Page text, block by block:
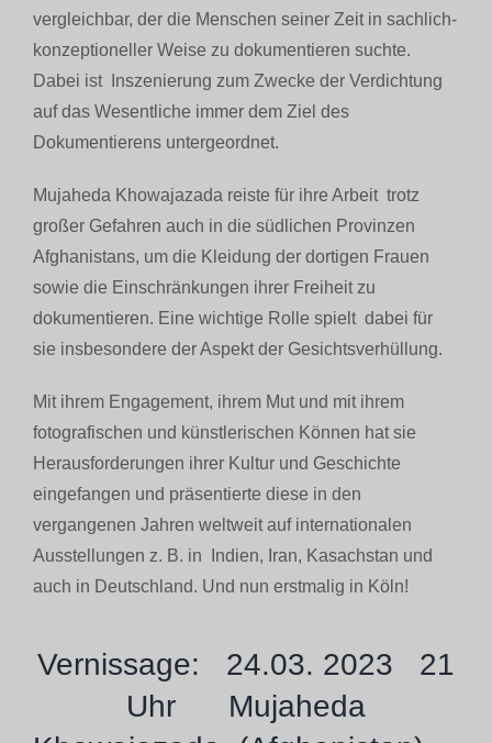
vergleichbar, der die Menschen seiner Zeit in sachlich-
konzeptioneller Weise zu dokumentieren suchte.
Dabei ist Inszenierung zum Zwecke der Verdichtung
auf das Wesentliche immer dem Ziel des
Dokumentierens untergeordnet.
Mujaheda Khowajazada reiste für ihre Arbeit trotz
großer Gefahren auch in die südlichen Provinzen
Afghanistans, um die Kleidung der dortigen Frauen
sowie die Einschränkungen ihrer Freiheit zu
dokumentieren. Eine wichtige Rolle spielt dabei für
sie insbesondere der Aspekt der Gesichtsverhüllung.
Mit ihrem Engagement, ihrem Mut und mit ihrem
fotografischen und künstlerischen Können hat sie
Herausforderungen ihrer Kultur und Geschichte
eingefangen und präsentierte diese in den
vergangenen Jahren weltweit auf internationalen
Ausstellungen z. B. in Indien, Iran, Kasachstan und
auch in Deutschland. Und nun erstmalig in Köln!
Vernissage: 24.03. 2023 21
Uhr Mujaheda